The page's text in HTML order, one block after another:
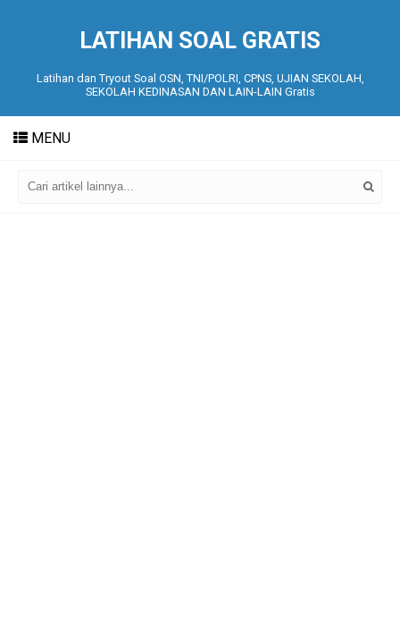
LATIHAN SOAL GRATIS
Latihan dan Tryout Soal OSN, TNI/POLRI, CPNS, UJIAN SEKOLAH,
SEKOLAH KEDINASAN DAN LAIN-LAIN Gratis
MENU